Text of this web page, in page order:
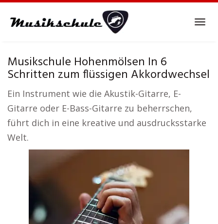
Musikschule Hohenmölsen In 6
Schritten zum flüssigen Akkordwechsel
Ein Instrument wie die Akustik-Gitarre, E-
Gitarre oder E-Bass-Gitarre zu beherrschen,
führt dich in eine kreative und ausdrucksstarke
Welt.